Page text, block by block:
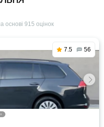
основі 915 оцінок
7.5 56